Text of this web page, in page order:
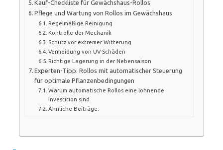
Kauf-Checkliste für Gewächshaus-Rollos
Pflege und Wartung von Rollos im Gewächshaus
Regelmäßige Reinigung
Kontrolle der Mechanik
Schutz vor extremer Witterung
Vermeidung von UV-Schäden
Richtige Lagerung in der Nebensaison
Experten-Tipp: Rollos mit automatischer Steuerung
für optimale Pflanzenbedingungen
Warum automatische Rollos eine lohnende
Investition sind
Ähnliche Beiträge: